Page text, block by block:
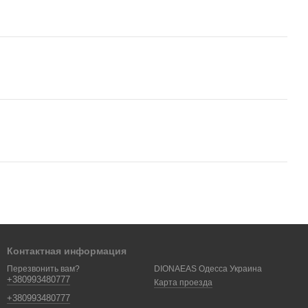
Контактная информация
Перезвонить вам?
+380993480777
+380993480777
DIONAEAS Одесса Украина
Карта проезда